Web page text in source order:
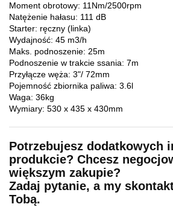
Moment obrotowy: 11Nm/2500rpm
Natężenie hałasu: 111 dB
Starter: ręczny (linka)
Wydajność: 45 m3/h
Maks. podnoszenie: 25m
Podnoszenie w trakcie ssania: 7m
Przyłącze węża: 3"/ 72mm
Pojemność zbiornika paliwa: 3.6l
Waga: 36kg
Wymiary: 530 x 435 x 430mm
Potrzebujesz dodatkowych
produkcie? Chcesz
większym zakupie?
Zadaj pytanie, a my
Tobą.